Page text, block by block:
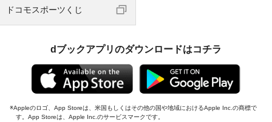
ドコモスポーツくじ
dブックアプリのダウンロードはコチラ
Appleのロゴ、App Storeは、米国もしくはその他の国や地域におけるApple Inc.の商標で
す。App Storeは、Apple Inc.のサービスマークです。